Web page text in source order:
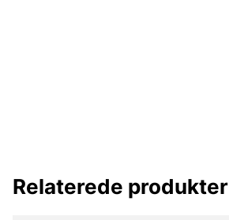
Relaterede produkter